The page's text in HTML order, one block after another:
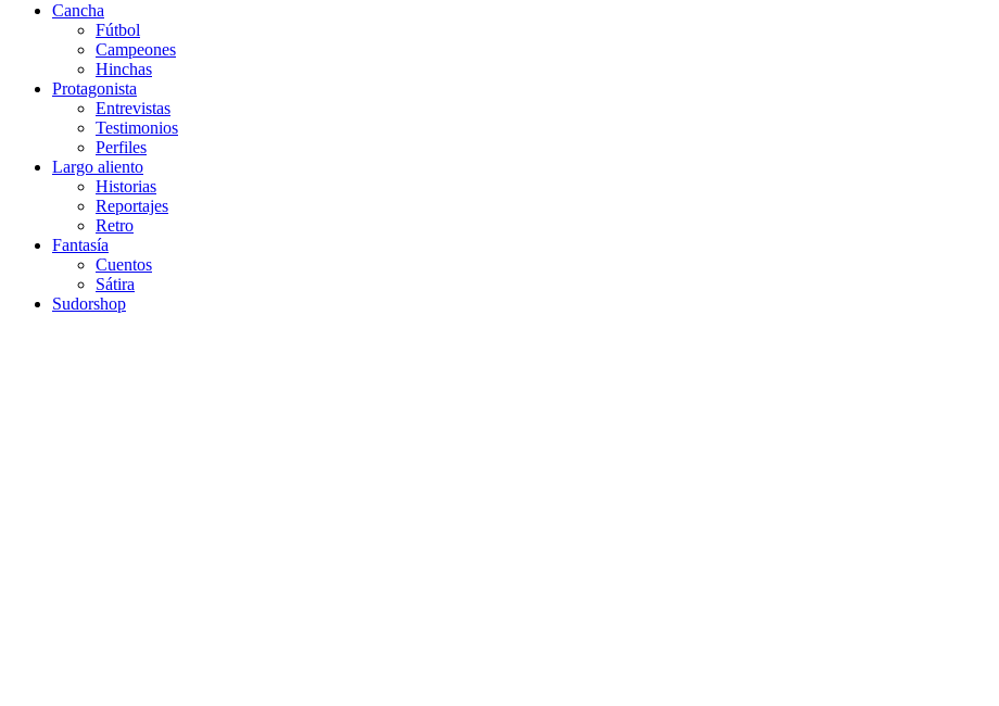
Cancha
Fútbol
Campeones
Hinchas
Protagonista
Entrevistas
Testimonios
Perfiles
Largo aliento
Historias
Reportajes
Retro
Fantasía
Cuentos
Sátira
Sudorshop